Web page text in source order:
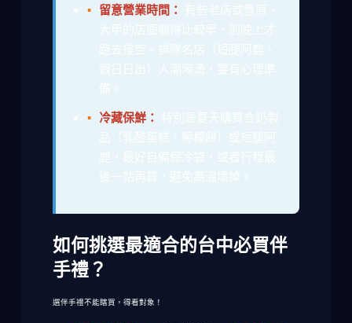
留意營業時間：
冷藏保鮮：
如何挑選最適合的台中必買伴
手禮？
選伴手禮不能瞎買，得看對象！